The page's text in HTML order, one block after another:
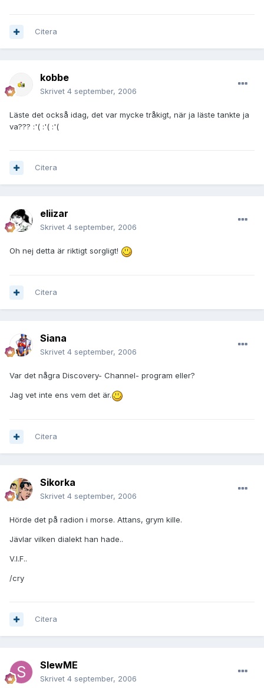
Citera
kobbe
Skrivet 4 september, 2006
Läste det också idag, det var mycke tråkigt, när ja läste tankte ja
va??? :'( :'( :'(
Citera
eliizar
Skrivet 4 september, 2006
Oh nej detta är riktigt sorgligt!
Citera
Siana
Skrivet 4 september, 2006
Var det några Discovery- Channel- program eller?
Jag vet inte ens vem det är.
Citera
Sikorka
Skrivet 4 september, 2006
Hörde det på radion i morse. Attans, grym kille.
Jävlar vilken dialekt han hade..
V.I.F..
/cry
Citera
SlewME
Skrivet 4 september, 2006